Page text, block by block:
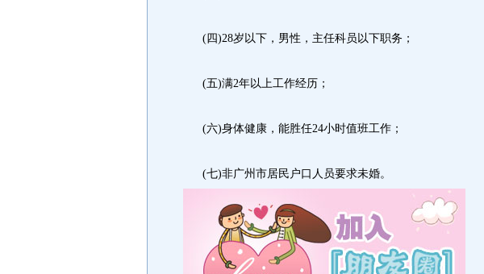
(四)28岁以下，男性，主任科员以下职务；
(五)满2年以上工作经历；
(六)身体健康，能胜任24小时值班工作；
(七)非广州市居民户口人员要求未婚。
(